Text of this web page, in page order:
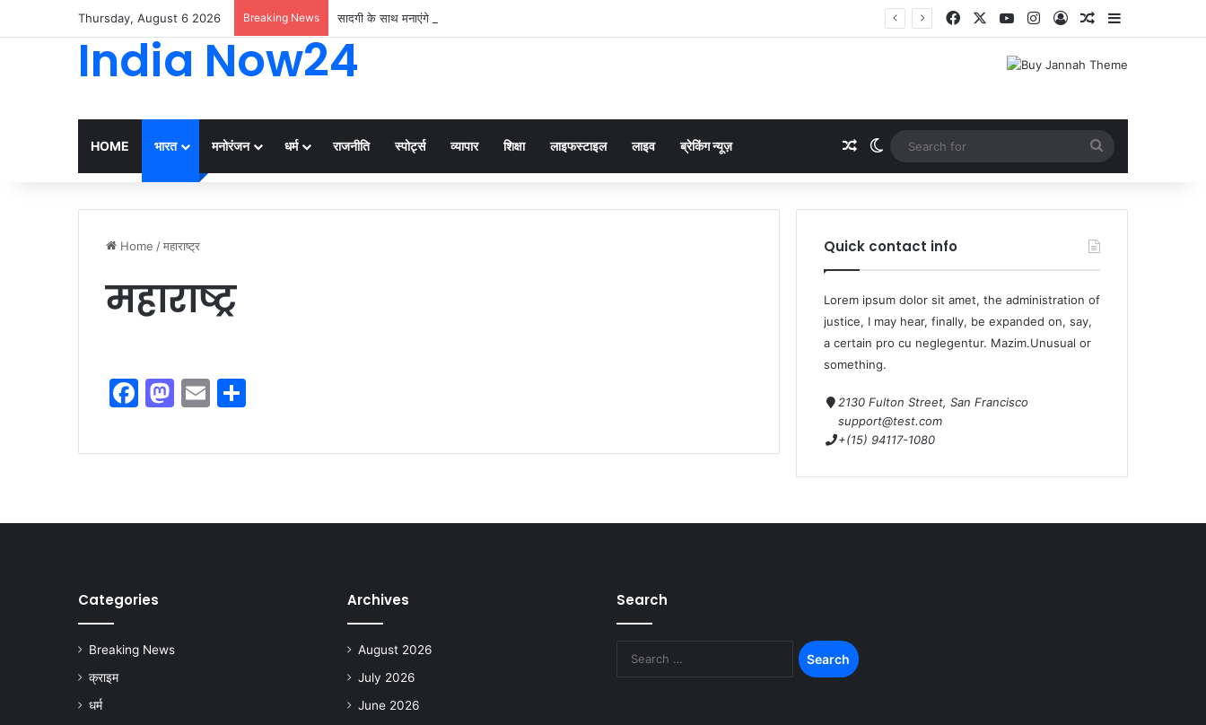
Thursday, August 6 2026 Breaking News सादगी के साथ मनाएंगे अटलजी की पुण्यतिथिः ब्रजेश पाठक
India Now24
HOME भारत मनोरंजन धर्म राजनीति स्पोर्ट्स व्यापार शिक्षा लाइफस्टाइल लाइव ब्रेकिंग न्यूज़
Home /महाराष्ट्र
महाराष्ट्र
F
c
k
M
st
E
ai ar
Quick contact info
Lorem ipsum dolor sit amet, the administration of
justice, I may hear, finally, be expanded on, say,
a certain pro cu neglegentur. Mazim.Unusual or
something.
2130 Fulton Street, San Francisco
support@test.com
+(15) 94117-1080
Categories
Breaking News
क्राइम
धर्म
Archives
August 2026
July 2026
June 2026
Search